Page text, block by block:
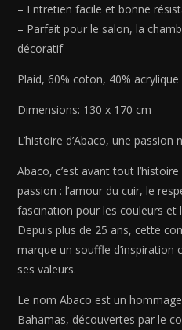
– Entretien facile et bonne
– Parfait pour le salon, la
décoratif
Plaid, 60% coton, 40% acrylique
Dimensions: 130 x 170 cm
L’histoire d’Abaco, une passion
Abaco, c’est avant tout
passion : l’amour du cuir, le
fascination pour les couleurs et
Depuis plus de 25 ans, cette
marque un souffle d’inspiration
ses valeurs.
Le nom Abaco est un
Bahamas, découvertes par le